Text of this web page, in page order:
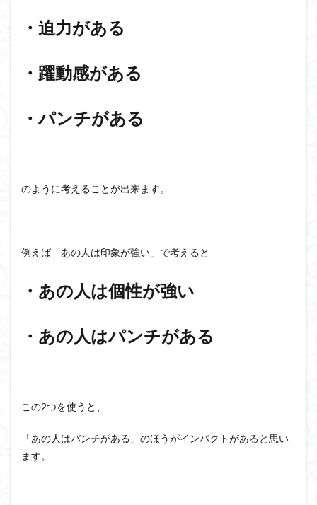
・迫力がある
・躍動感がある
・パンチがある
のように考えることが出来ます。
例えば「あの人は印象が強い」で考えると
・あの人は個性が強い
・あの人はパンチがある
この2つを使うと、
「あの人はパンチがある」のほうがインパクトがあると思い
ます。